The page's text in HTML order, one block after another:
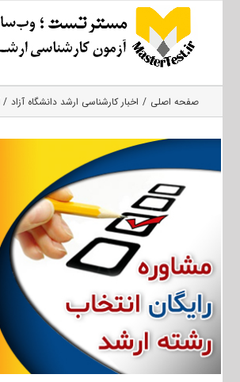
صفحه اصلی اخبار کارشناسی ارشد دانشگاه آزاد